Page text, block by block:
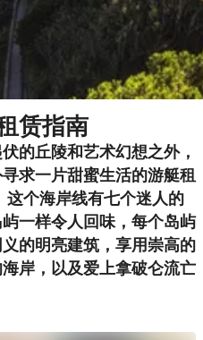
赁指南
的丘陵和艺术幻想之外，
求一片甜蜜生活的游艇租
个海岸线有七个迷人的
一样令人回味，每个岛屿
的明亮建筑，享用崇高的
岸，以及爱上拿破仑流亡